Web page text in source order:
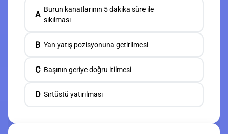
A
Burun kanatlarının 5 dakika süre ile
sıkılması
B Yan yatış pozisyonuna getirilmesi
C Başının geriye doğru itilmesi
D Sırtüstü yatırılması